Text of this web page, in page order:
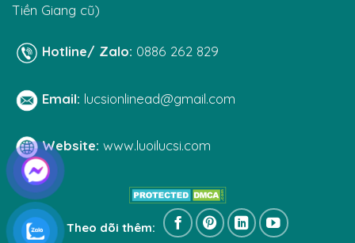
Tiền Giang cũ)
Hotline/ Zalo: 0886 262 829
Email: lucsionlinead@gmail.com
Website: www.luoilucsi.com
Theo dõi thêm: